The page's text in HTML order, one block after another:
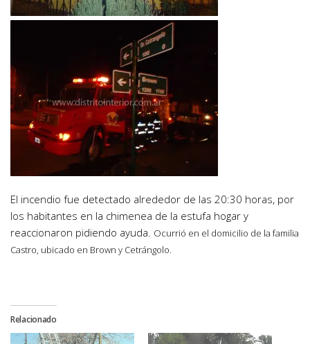
El incendio fue detectado alrededor de las 20:30 horas, por
los habitantes en la chimenea de la estufa hogar y
reaccionaron pidiendo ayuda. Ocurrió en el domicilio de la familia
Castro, ubicado en Brown y Cetrángolo.
Relacionado